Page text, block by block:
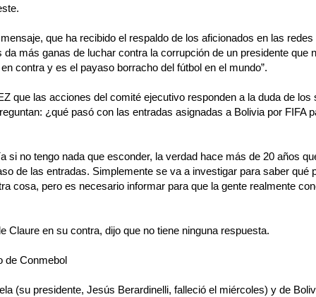
que ha recibido el respaldo de los aficionados en las redes
da más ganas de luchar contra la corrupción de un presidente que
contra y es el payaso borracho del fútbol en el mundo”.
que las acciones del comité ejecutivo responden a la duda de los
¿qué pasó con las entradas asignadas a Bolivia por FIFA
si no tengo nada que esconder, la verdad hace más de 20 años
de las entradas. Simplemente se va a investigar para saber qué
cosa, pero es necesario informar para que la gente realmente
Claure en su contra, dijo que no tiene ninguna respuesta.
de Conmebol
(su presidente, Jesús Berardinelli, falleció el miércoles) y de